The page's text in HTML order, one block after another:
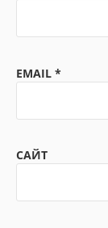
EMAIL *
САЙТ